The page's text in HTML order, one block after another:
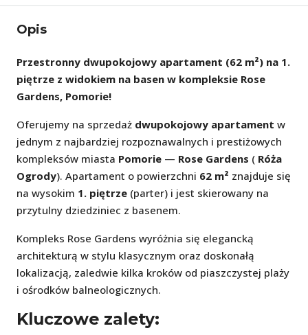
Opis
Przestronny dwupokojowy apartament (62 m²) na 1.
piętrze z widokiem na basen w kompleksie Rose
Gardens, Pomorie!
Oferujemy na sprzedaż dwupokojowy apartament w
jednym z najbardziej rozpoznawalnych i prestiżowych
kompleksów miasta Pomorie — Rose Gardens ( Róża
Ogrody). Apartament o powierzchni 62 m² znajduje się
na wysokim 1. piętrze (parter) i jest skierowany na
przytulny dziedziniec z basenem.
Kompleks Rose Gardens wyróżnia się elegancką
architekturą w stylu klasycznym oraz doskonałą
lokalizacją, zaledwie kilka kroków od piaszczystej plaży
i ośrodków balneologicznych.
Kluczowe zalety: